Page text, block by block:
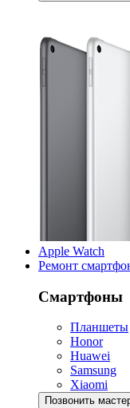
Apple Watch
Ремонт
Смартфоны
Планшеты
Honor
Huawei
Samsung
Xiaomi
Позвонить